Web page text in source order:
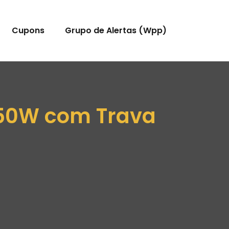
Cupons Grupo de Alertas (Wpp)
com Trava